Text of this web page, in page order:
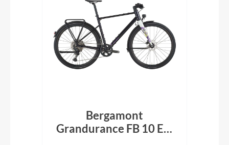
Bergamont
Grandurance FB 10 EQ